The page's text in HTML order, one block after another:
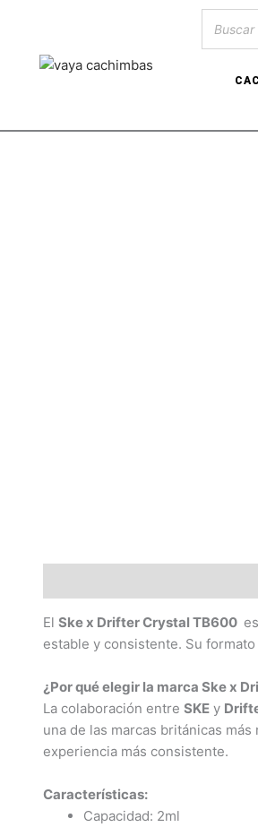
El Ske x Drifter Crystal TB600
estable y consistente. Su
¿Por qué elegir la marca Ske x
La colaboración entre SKE y
una de las marcas británicas
experiencia más consistente.
Características:
Capacidad: 2ml